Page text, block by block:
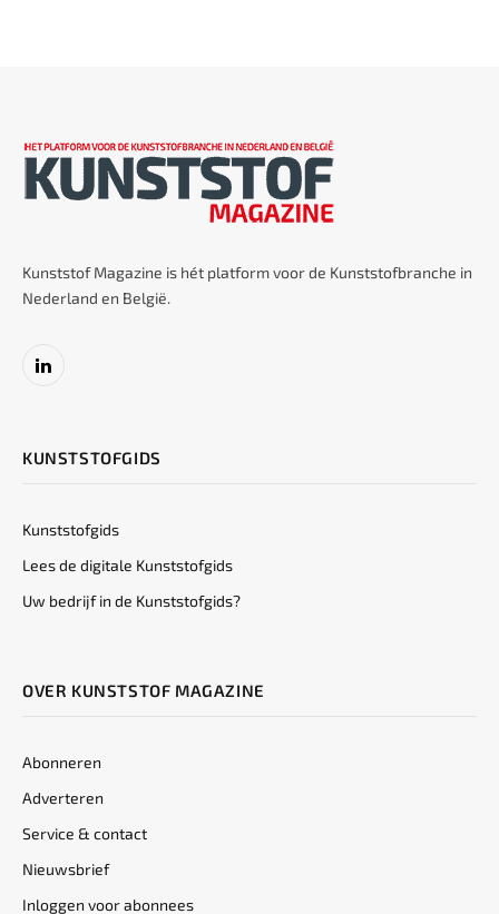
Kunststof Magazine is hét platform voor de Kunststofbranche in
Nederland en België.
LinkedIn
KUNSTSTOFGIDS
Kunststofgids
Lees de digitale Kunststofgids
Uw bedrijf in de Kunststofgids?
OVER KUNSTSTOF MAGAZINE
Abonneren
Adverteren
Service & contact
Nieuwsbrief
Inloggen voor abonnees